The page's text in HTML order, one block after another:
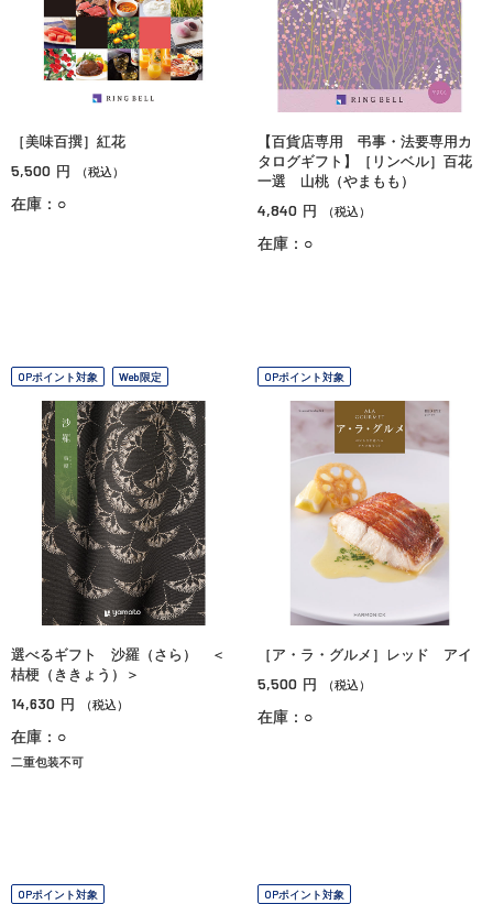
［美味百撰］紅花
5,500 円 （税込）
在庫：○
【百貨店専用 弔事・法要専用カ
タログギフト】［リンベル］百花
一選 山桃（やまもも）
4,840 円 （税込）
在庫：○
OPポイント対象 Web限定
選べるギフト 沙羅（さら） ＜
桔梗（ききょう）＞
14,630 円 （税込）
在庫：○
二重包装不可
OPポイント対象
［ア・ラ・グルメ］レッド アイ
5,500 円 （税込）
在庫：○
OPポイント対象 OPポイント対象